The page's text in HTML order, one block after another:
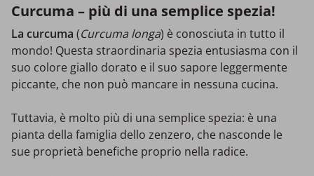
Curcuma – più di una semplice spezia!
La curcuma (Curcuma longa) è conosciuta in tutto il
mondo! Questa straordinaria spezia entusiasma con il
suo colore giallo dorato e il suo sapore leggermente
piccante, che non può mancare in nessuna cucina.
Tuttavia, è molto più di una semplice spezia: è una
pianta della famiglia dello zenzero, che nasconde le
sue proprietà benefiche proprio nella radice.